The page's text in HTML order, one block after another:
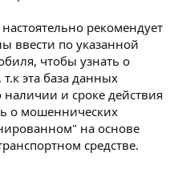
рекомендует
ввести по указанной
чтобы узнать о
эта база данных
наличии и сроке действия
о мошеннических
на основе
средстве.